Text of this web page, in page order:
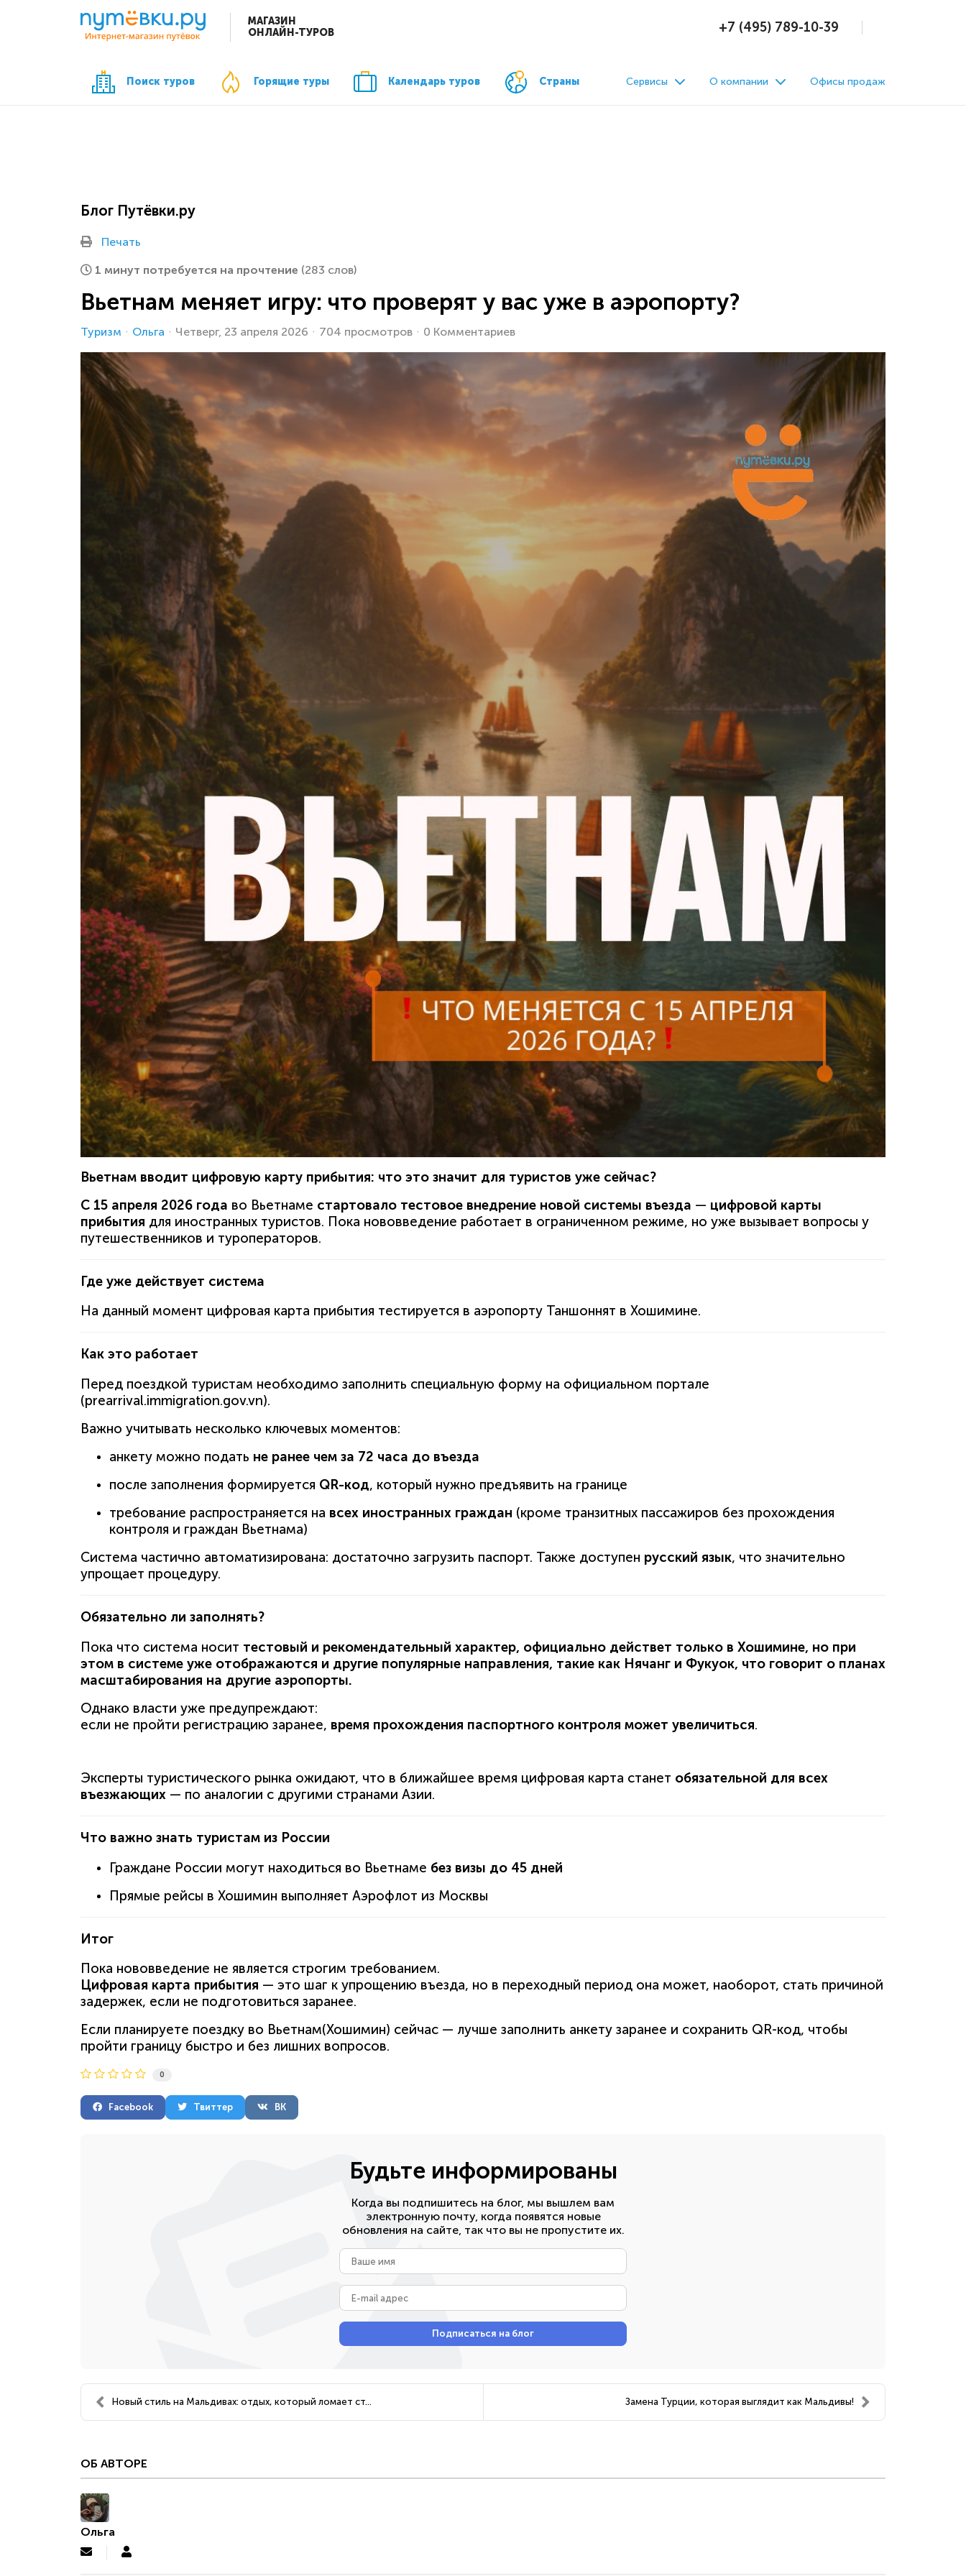
МАГАЗИН
ОНЛАЙН-ТУРОВ
+7 (495) 789-10-39
Поиск туров Горящие туры Календарь туров Страны Сервисы О компании Офисы продаж
Блог Путёвки.ру
Печать
1 минут потребуется на прочтение (283 слов)
Вьетнам меняет игру: что проверят у вас уже в аэропорту?
Туризм Ольга Четверг, 23 апреля 2026 704 просмотров 0 Комментариев
Вьетнам вводит цифровую карту прибытия: что это значит для туристов уже сейчас?
С 15 апреля 2026 года во Вьетнаме стартовало тестовое внедрение новой системы въезда — цифровой карты
прибытия для иностранных туристов. Пока нововведение работает в ограниченном режиме, но уже вызывает вопросы у
путешественников и туроператоров.
Где уже действует система
На данный момент цифровая карта прибытия тестируется в аэропорту Таншоннят в Хошимине.
Как это работает
Перед поездкой туристам необходимо заполнить специальную форму на официальном портале
(prearrival.immigration.gov.vn).
Важно учитывать несколько ключевых моментов:
анкету можно подать не ранее чем за 72 часа до въезда
после заполнения формируется QR-код, который нужно предъявить на границе
требование распространяется на всех иностранных граждан (кроме транзитных пассажиров без прохождения
контроля и граждан Вьетнама)
Система частично автоматизирована: достаточно загрузить паспорт. Также доступен русский язык, что значительно
упрощает процедуру.
Обязательно ли заполнять?
Пока что система носит тестовый и рекомендательный характер, официально действет только в Хошимине, но при
этом в системе уже отображаются и другие популярные направления, такие как Нячанг и Фукуок, что говорит о планах
масштабирования на другие аэропорты.
Однако власти уже предупреждают:
если не пройти регистрацию заранее, время прохождения паспортного контроля может увеличиться.
Эксперты туристического рынка ожидают, что в ближайшее время цифровая карта станет обязательной для всех
въезжающих — по аналогии с другими странами Азии.
Что важно знать туристам из России
Граждане России могут находиться во Вьетнаме без визы до 45 дней
Прямые рейсы в Хошимин выполняет Аэрофлот из Москвы
Итог
Пока нововведение не является строгим требованием.
Цифровая карта прибытия — это шаг к упрощению въезда, но в переходный период она может, наоборот, стать причиной
задержек, если не подготовиться заранее.
Если планируете поездку во Вьетнам(Хошимин) сейчас — лучше заполнить анкету заранее и сохранить QR-код, чтобы
пройти границу быстро и без лишних вопросов.
0
Facebook Твиттер ВК
Будьте информированы
Когда вы подпишитесь на блог, мы вышлем вам
электронную почту, когда появятся новые
обновления на сайте, так что вы не пропустите их.
адрес
Подписаться на блог
Новый стиль на Мальдивах: отдых, который ломает ст... Замена Турции, которая выглядит как Мальдивы!
ОБ АВТОРЕ
Ольга
Подписаться
Ольга